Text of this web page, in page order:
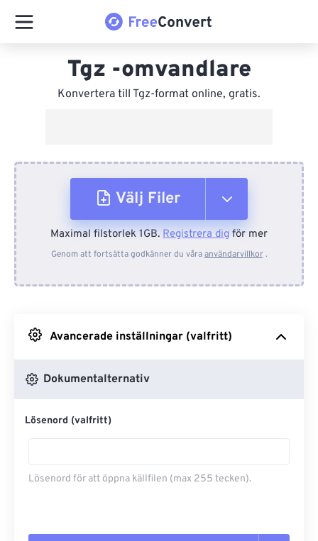
Tgz -omvandlare
Konvertera till Tgz-format online, gratis.
Välj Filer
Från enhet
Från Google Drive
Maximal filstorlek 1GB. Registrera dig för mer
Genom att fortsätta godkänner du våraanvändarvillkor.
Avancerade inställningar (valfritt)
Dokumentalternativ
Lösenord (valfritt)
Lösenord för att öppna källfilen (max 255 tecken).